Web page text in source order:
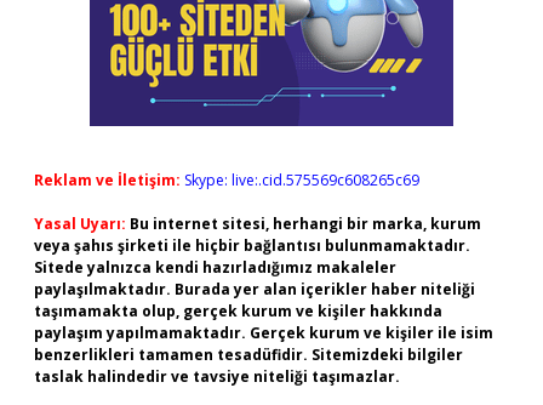
Reklam ve İletişim: Skype: live:.cid.575569c608265c69
Yasal Uyarı: Bu internet sitesi, herhangi bir marka, kurum
veya şahıs şirketi ile hiçbir bağlantısı bulunmamaktadır.
Sitede yalnızca kendi hazırladığımız makaleler
paylaşılmaktadır. Burada yer alan içerikler haber niteliği
taşımamakta olup, gerçek kurum ve kişiler hakkında
paylaşım yapılmamaktadır. Gerçek kurum ve kişiler ile isim
benzerlikleri tamamen tesadüfidir. Sitemizdeki bilgiler
taslak halindedir ve tavsiye niteliği taşımazlar.